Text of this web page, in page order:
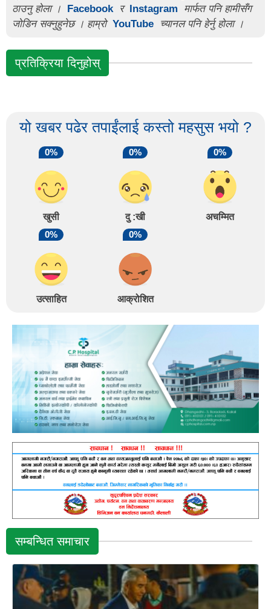
ठाउनु होला ।
Facebook र Instagram
मार्फत पनि हामीसँग
जोडिन सक्नुहुनेछ । हाम्रो YouTube च्यानल पनि हेर्नु होला ।
प्रतिक्रिया दिनुहोस्
यो खबर पढेर तपाईंलाई कस्तो महसुस भयो ?
0%
खुसी
0%
दु :खी
0%
अचम्मित
0%
उत्साहित
0%
आक्रोशित
सम्बन्धित समाचार